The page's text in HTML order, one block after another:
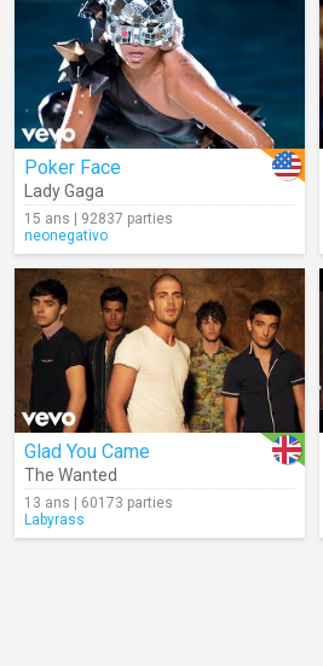
Poker Face
Lady Gaga
15 ans | 92837 parties
neonegativo
Glad You Came
The Wanted
13 ans | 60173 parties
Labyrass